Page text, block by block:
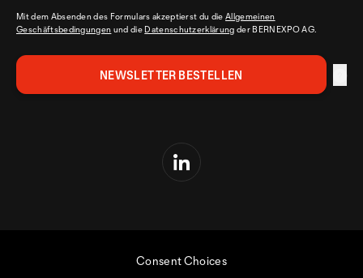
Mit dem Absenden des Formulars akzeptierst du dieAllgemeinen
Geschäftsbedingungen und die Datenschutzerklärung der BERNEXPO AG.
Consent Choices